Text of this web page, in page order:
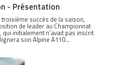
- Présentation
succès de la saison,
de leader au Championnat
initialement n’avait pas inscrit
son Alpine A110...